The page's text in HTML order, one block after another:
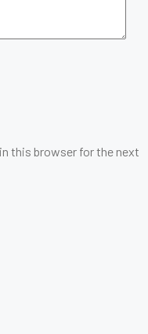
this browser for the next